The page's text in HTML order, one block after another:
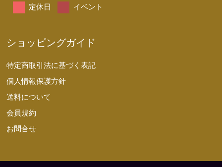
定休日 イベント
ショッピングガイド
特定商取引法に基づく表記
個人情報保護方針
送料について
会員規約
お問合せ